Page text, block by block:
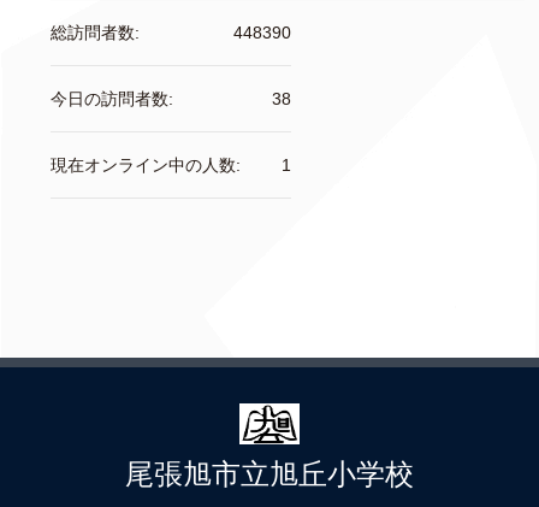
448390
総訪問者数:
38
今日の訪問者数:
1
現在オンライン中の人数:
尾張旭市立旭丘小学校